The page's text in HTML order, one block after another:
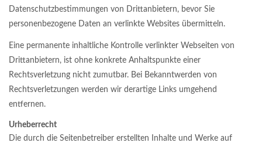
Datenschutzbestimmungen von Drittanbietern, bevor Sie
personenbezogene Daten an verlinkte Websites übermitteln.
Eine permanente inhaltliche Kontrolle verlinkter Webseiten von
Drittanbietern, ist ohne konkrete Anhaltspunkte einer
Rechtsverletzung nicht zumutbar. Bei Bekanntwerden von
Rechtsverletzungen werden wir derartige Links umgehend
entfernen.
Urheberrecht
Die durch die Seitenbetreiber erstellten Inhalte und Werke auf